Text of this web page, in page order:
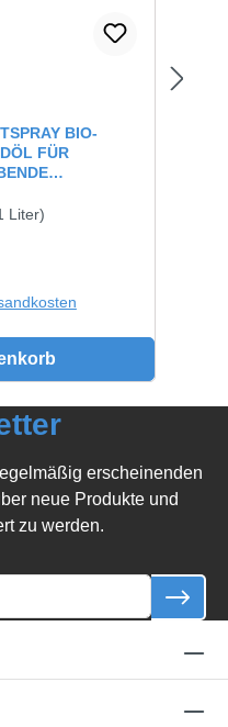
BIO-
FÜR
Liter)
erscheinenden
neue Produkte und
zu werden.